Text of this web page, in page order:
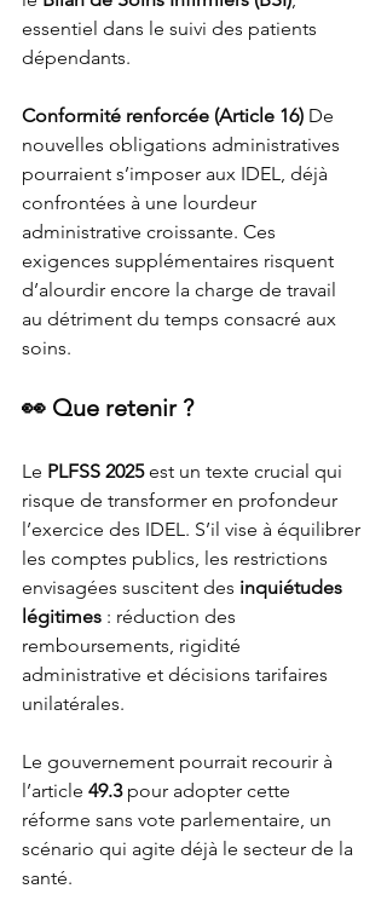
essentiel dans le suivi des patients
dépendants.
Conformité renforcée (Article 16) De
nouvelles obligations administratives
pourraient s’imposer aux IDEL, déjà
confrontées à une lourdeur
administrative croissante. Ces
exigences supplémentaires risquent
d’alourdir encore la charge de travail
au détriment du temps consacré aux
soins.
👀 Que retenir ?
Le PLFSS 2025 est un texte crucial qui
risque de transformer en profondeur
l’exercice des IDEL. S’il vise à équilibrer
les comptes publics, les restrictions
envisagées suscitent des inquiétudes
légitimes : réduction des
remboursements, rigidité
administrative et décisions tarifaires
unilatérales.
Le gouvernement pourrait recourir à
l’article 49.3 pour adopter cette
réforme sans vote parlementaire, un
scénario qui agite déjà le secteur de la
santé.